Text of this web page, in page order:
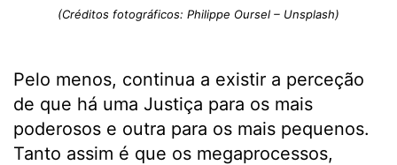
(Créditos fotográficos: Philippe Oursel – Unsplash)
Pelo menos, continua a existir a perceção
de que há uma Justiça para os mais
poderosos e outra para os mais pequenos.
Tanto assim é que os megaprocessos,